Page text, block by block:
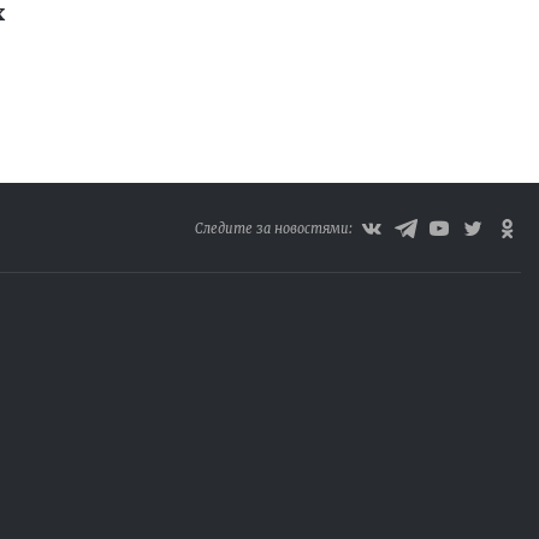
Следите за новостями: